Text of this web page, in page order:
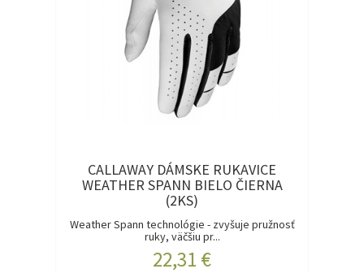
CALLAWAY DÁMSKE RUKAVICE
WEATHER SPANN BIELO ČIERNA
(2KS)
Weather Spann technológie - zvyšuje pružnosť
ruky, väčšiu pr...
22,31 €